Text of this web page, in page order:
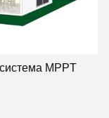
MPPT